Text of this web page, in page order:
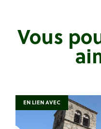
Vous
EN LIEN AVEC